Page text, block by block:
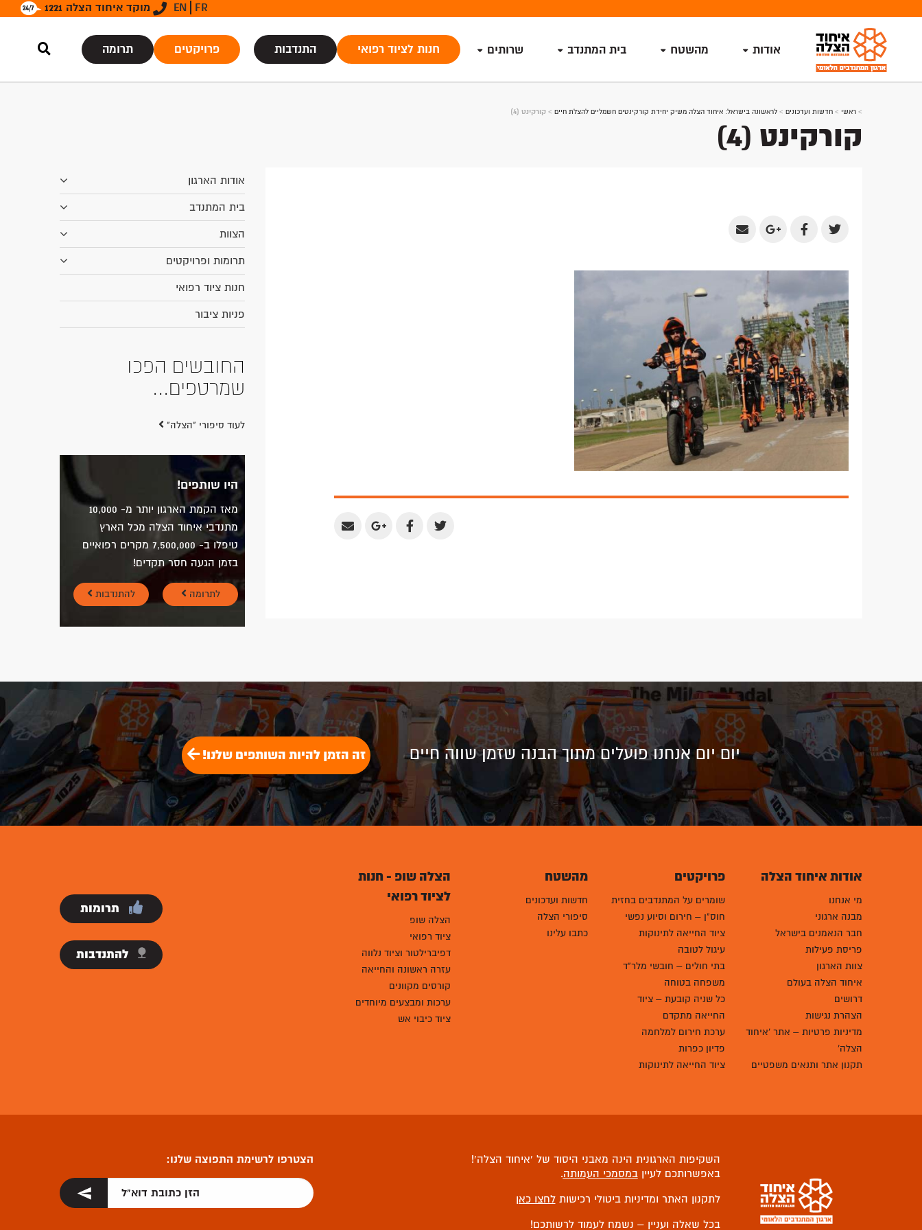
מוקד איחוד הצלה 1221 EN FR
אודות מהשטח בית המתנדב שרותים חנות לציוד רפואי התנדבות פרויקטים תרומה
> ראשי > חדשות ועדכונים > לראשונה בישראל: איחוד הצלה משיק יחידת קורקינטים חשמליים להצלת חיים > קורקינט (4)
קורקינט (4)
Share
Twitter
Share
Facebook
Share
Google
Plus
Share
Email
Share
Share
Share
Share
אודות הארגון
בית המתנדב
הצוות
תרומות ופרויקטים
חנות ציוד רפואי
פניות ציבור
החובשים הפכו
שמרטפים...
לעוד סיפורי "הצלה"
היו שותפים!
מאז הקמת הארגון יותר מ- 10,000
מתנדבי איחוד הצלה מכל הארץ
טיפלו ב- 7,500,000 מקרים רפואיים
בזמן הגעה חסר תקדים!
לתרומה להתנדבות
יום יום אנחנו פועלים מתוך הבנה שזמן שווה חיים זה הזמן להיות השותפים שלנו!
אודות איחוד הצלה
מי אנחנו
מבנה ארגוני
חבר הנאמנים בישראל
פריסת פעילות
צוות הארגון
איחוד הצלה בעולם
דרושים
הצהרת נגישות
מדיניות פרטיות – אתר 'איחוד
הצלה'
תקנון אתר ותנאים משפטיים
פרויקטים
שומרים על המתנדבים בחזית
חוס"ן – חירום וסיוע נפשי
ציוד החייאה לתינוקות
עיגול לטובה
בתי חולים – חובשי מלר"ד
משפחה בטוחה
כל שניה קובעת – ציוד
החייאה מתקדם
ערכת חירום למלחמה
פדיון כפרות
ציוד החייאה לתינוקות
מהשטח
חדשות ועדכונים
סיפורי הצלה
כתבו עלינו
הצלה שופ - חנות
לציוד רפואי
הצלה שופ
ציוד רפואי
דפיברילטור וציוד נלווה
עזרה ראשונה והחייאה
קורסים מקוונים
ערכות ומבצעים מיוחדים
ציוד כיבוי אש
תרומות
להתנדבות
השקיפות הארגונית הינה מאבני היסוד של ‘איחוד הצלה’!
באפשרותכם לעייןבמסמכי העמותה.
לתקנון האתר ומדיניות ביטולי רכישותלחצו כאן
בכל שאלה ועניין – נשמח לעמוד לרשותכם!
הצטרפו לרשימת התפוצה שלנו: